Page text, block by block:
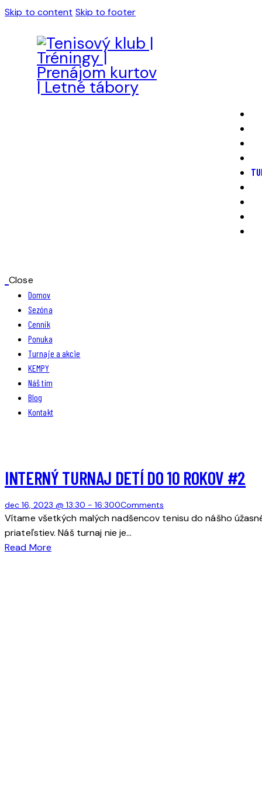
Skip to content Skip to footer
Close
Domov
Sezóna
Cenník
Ponuka
Turnaje a akcie
KEMPY
Náš tím
Blog
Kontakt
INTERNÝ TURNAJ DETÍ DO 10 ROKOV #2
dec 16, 2023 @ 13:30 - 16:300Comments
Vítame všetkých malých nadšencov tenisu do nášho
priateľstiev. Náš turnaj nie je…
Read More